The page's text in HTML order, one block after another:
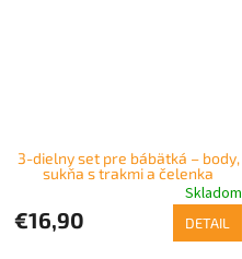
3-dielny set pre bábätká – body,
sukňa s trakmi a čelenka
Skladom
€16,90 DETAIL